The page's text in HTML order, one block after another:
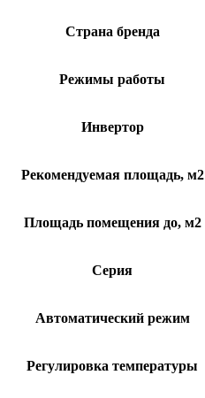
Страна бренда
Режимы работы
Инвертор
Рекомендуемая площадь, м2
Площадь помещения до, м2
Серия
Автоматический режим
Регулировка температуры